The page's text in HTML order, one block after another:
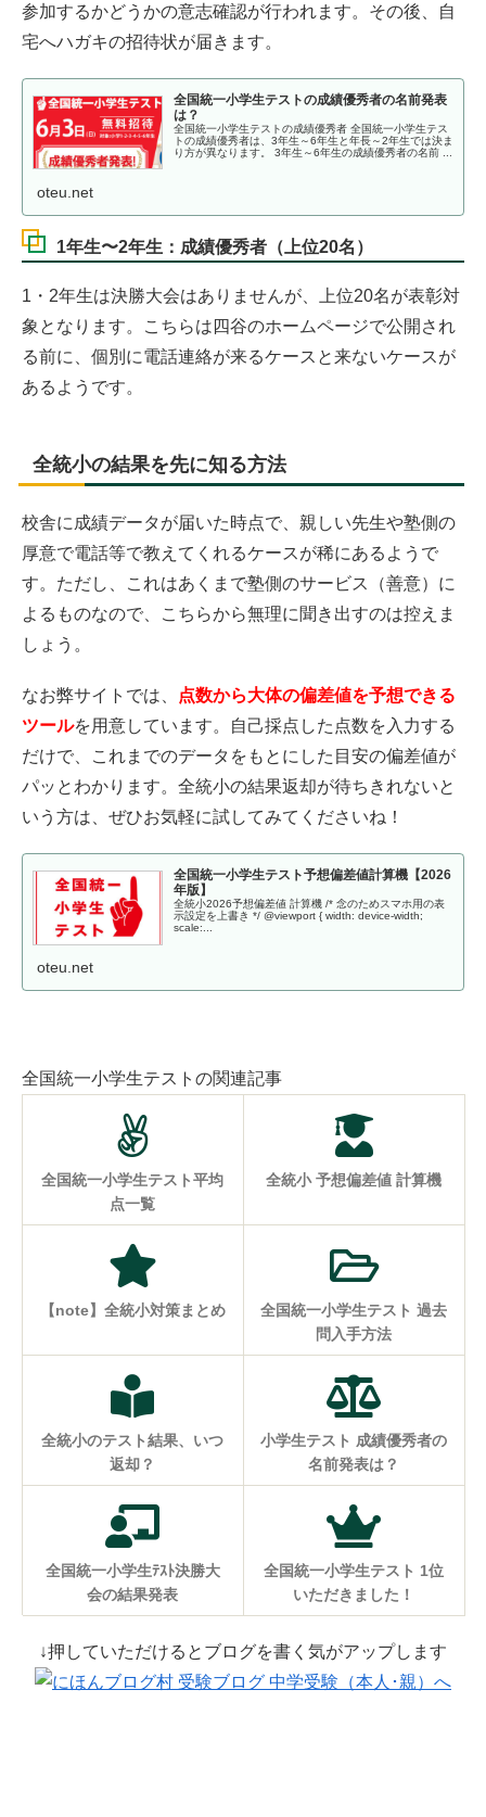
参加するかどうかの意志確認が行われます。その後、自
宅へハガキの招待状が届きます。
全国統一小学生テストの成績優秀者の名前発表
は？
全国統一小学生テストの成績優秀者 全国統一小学生テス
トの成績優秀者は、3年生～6年生と年長～2年生では決ま
り方が異なります。 3年生～6年生の成績優秀者の名前 ...
oteu.net
1年生〜2年生：成績優秀者（上位20名）
1・2年生は決勝大会はありませんが、上位20名が表彰対
象となります。こちらは四谷のホームページで公開され
る前に、個別に電話連絡が来るケースと来ないケースが
あるようです。
全統小の結果を先に知る方法
校舎に成績データが届いた時点で、親しい先生や塾側の
厚意で電話等で教えてくれるケースが稀にあるようで
す。ただし、これはあくまで塾側のサービス（善意）に
よるものなので、こちらから無理に聞き出すのは控えま
しょう。
なお弊サイトでは、
点数から大体の偏差値を予想できる
ツールを用意しています。自己採点した点数を入力する
だけで、これまでのデータをもとにした目安の偏差値が
パッとわかります。全統小の結果返却が待ちきれないと
いう方は、ぜひお気軽に試してみてくださいね！
全国統一小学生テスト予想偏差値計算機【2026
年版】
全統小2026予想偏差値 計算機 /* 念のためスマホ用の表
示設定を上書き */ @viewport { width: device-width;
scale:...
oteu.net
全国統一小学生テストの関連記事
全国統一小学生テスト平均
点一覧
全統小 予想偏差値 計算機
【note】全統小対策まとめ
全国統一小学生テスト 過去
問入手方法
全統小のテスト結果、いつ
返却？
小学生テスト 成績優秀者の
名前発表は？
全国統一小学生ﾃｽﾄ決勝大
会の結果発表
全国統一小学生テスト 1位
いただきました！
↓押していただけるとブログを書く気がアップします